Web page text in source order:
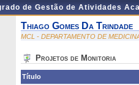
de Gestão de Atividades
Thiago Gomes Da Trindade
MCL - DEPARTAMENTO DE
Projetos de Monitoria
Título